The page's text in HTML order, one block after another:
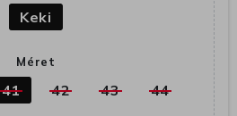
Keki
Méret
41 42 43 44